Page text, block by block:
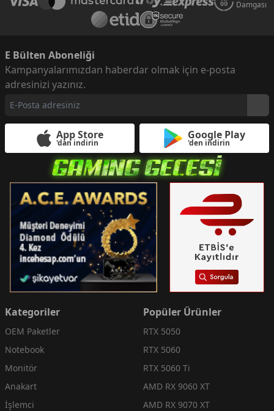
Damgası
E Bülten Aboneliği
Kampanyalarımızdan haberdar olmak için e-posta
adresinizi yazınız.
App Store
'dan indirin
Google Play
'den indirin
Kategoriler
OEM Paketler
Notebook
Monitör
Anakart
İşlemci
Popüler Ürünler
RTX 5050
RTX 5060
RTX 5060 Ti
AMD RX 9060 XT
AMD RX 9070 XT